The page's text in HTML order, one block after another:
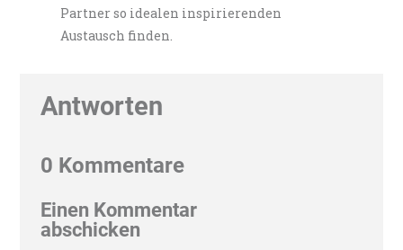
Partner so idealen inspirierenden
Austausch finden.
Antworten
0 Kommentare
Einen Kommentar
abschicken